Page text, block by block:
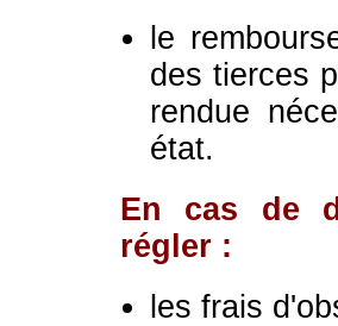
le
des tierces
rendue
état.
En cas de
régler :
les frais